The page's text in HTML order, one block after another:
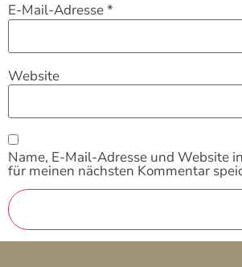
E-Mail-Adresse*
Website
Name, E-Mail-Adresse und Website
für meinen nächsten Kommentar